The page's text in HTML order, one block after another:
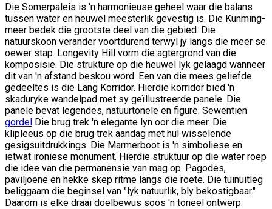
Die Somerpaleis is 'n harmonieuse geheel waar die balans
tussen water en heuwel meesterlik gevestig is. Die Kunming-
meer bedek die grootste deel van die gebied. Die
natuurskoon verander voortdurend terwyl jy langs die meer se
oewer stap. Longevity Hill vorm die agtergrond van die
komposisie. Die strukture op die heuwel lyk gelaagd wanneer
dit van 'n afstand beskou word. Een van die mees geliefde
gedeeltes is die Lang Korridor. Hierdie korridor bied 'n
skaduryke wandelpad met sy geïllustreerde panele. Die
panele bevat legendes, natuurtonele en figure. Sewentien
gordel Die brug trek 'n elegante lyn oor die meer. Die
klipleeus op die brug trek aandag met hul wisselende
gesigsuitdrukkings. Die Marmerboot is 'n simboliese en
ietwat ironiese monument. Hierdie struktuur op die water roep
die idee van die permanensie van mag op. Pagodes,
paviljoene en hekke skep ritme langs die roete. Die tuinuitleg
beliggaam die beginsel van "lyk natuurlik, bly bekostigbaar."
Daarom is elke draai doelbewus soos 'n toneel ontwerp.